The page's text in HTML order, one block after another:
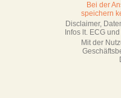
Bei der
speichern
Disclaimer,
Infos lt. ECG
Mit der